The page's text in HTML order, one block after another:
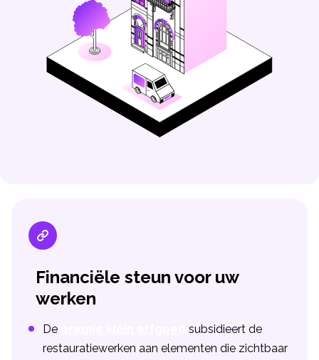
Financiële steun voor uw
werken
De
subsidieert de
restauratiewerken aan elementen die zichtbaar